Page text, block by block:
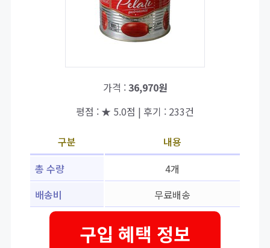
가격 :36,970원
평점 : ★ 5.0점 | 후기 : 233건
구분
내용
총 수량
4개
배송비
무료배송
구입 혜택 정보